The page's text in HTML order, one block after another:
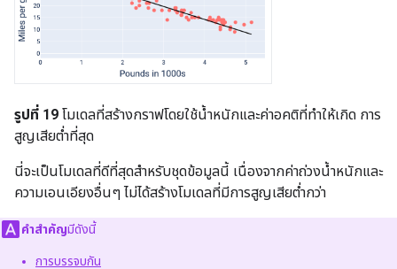
รูปที่ 19 โมเดลที่สร้างกราฟโดยใช้น้ำหนักและค่าอคติที่ทำให้เกิด การ
สูญเสียต่ำที่สุด
นี่จะเป็นโมเดลที่ดีที่สุดสําหรับชุดข้อมูลนี้ เนื่องจากค่าถ่วงน้ำหนักและ
ความเอนเอียงอื่นๆ ไม่ได้สร้างโมเดลที่มีการสูญเสียต่ำกว่า
คำสำคัญมีดังนี้
การบรรจบกัน